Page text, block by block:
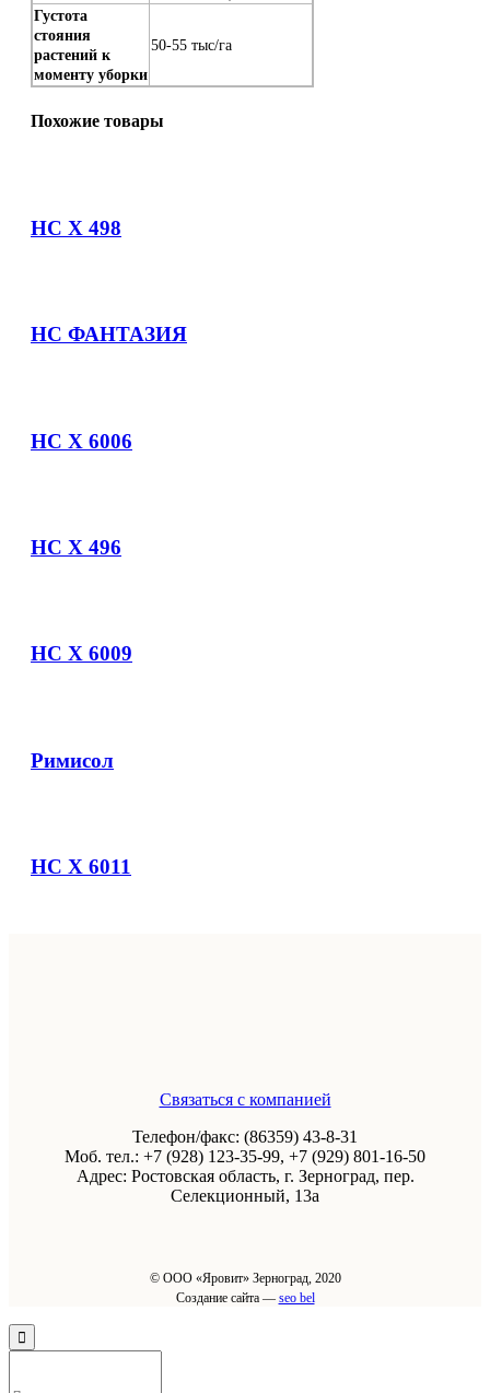
Густота
стояния
растений к
моменту уборки
50-55 тыс/га
Похожие товары
НС Х 498
НС ФАНТАЗИЯ
НС Х 6006
НС Х 496
НС Х 6009
Римисол
НС Х 6011
Связаться с компанией
Телефон/факс: (86359) 43-8-31
Моб. тел.: +7 (928) 123-35-99, +7 (929) 801-16-50
Адрес: Ростовская область, г. Зерноград, пер.
Селекционный, 13а
© ООО «Яровит» Зерноград, 2020
Создание сайта — seo bel
